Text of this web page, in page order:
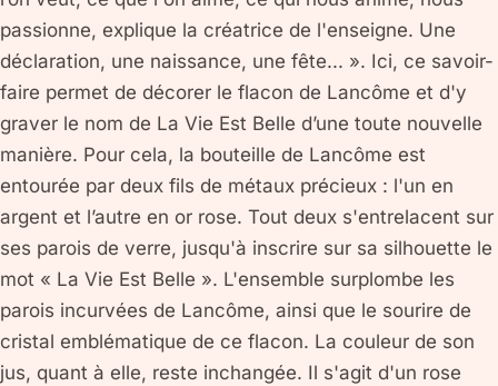
passionne, explique la créatrice de l'enseigne. Une
déclaration, une naissance, une fête... ». Ici, ce savoir-
faire permet de décorer le flacon de Lancôme et d'y
graver le nom de La Vie Est Belle d’une toute nouvelle
manière. Pour cela, la bouteille de Lancôme est
entourée par deux fils de métaux précieux : l'un en
argent et l’autre en or rose. Tout deux s'entrelacent sur
ses parois de verre, jusqu'à inscrire sur sa silhouette le
mot « La Vie Est Belle ». L'ensemble surplombe les
parois incurvées de Lancôme, ainsi que le sourire de
cristal emblématique de ce flacon. La couleur de son
jus, quant à elle, reste inchangée. Il s'agit d'un rose